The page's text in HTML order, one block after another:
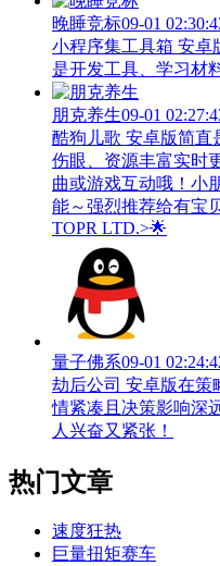
晚睡竞标09-01
小程序集工具箱 安卓
是开发工具、学习材
朋克养生09-01
酷狗儿歌 安卓版简直
伤眼、资源丰富实时
曲或游戏互动哦！小
能～强烈推荐给有宝
TOPR LTD.>🌟
量子佛系09-01
劫后公司 安卓版在策
情紧凑且决策影响深
人兴奋又紧张！
热门文章
速度狂热
巨量扭矩赛车